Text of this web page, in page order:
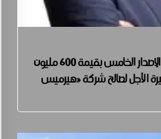
إي اف چي هيرميس تعلن إتمام الإصدار الخامس بقيمة 600 مليون
الأجل لصالح شركة «هيرميس